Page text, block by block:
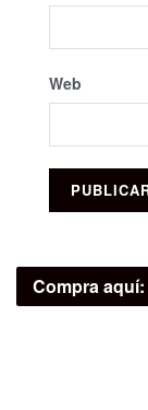
Web
Compra aquí: